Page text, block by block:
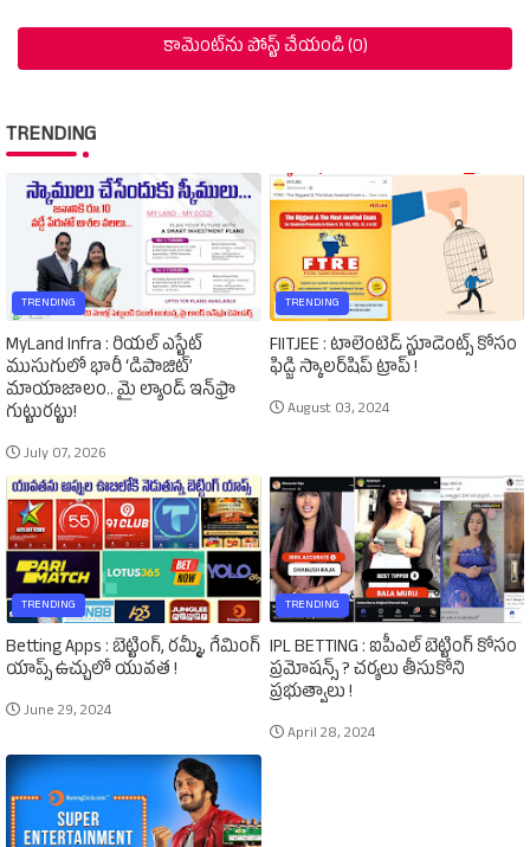
కామెంట్‌ను పోస్ట్ చేయండి (0)
TRENDING
TRENDING
MyLand Infra : రియల్ ఎస్టేట్
ముసుగులో భారీ ‘డిపాజిట్’
మాయాజాలం.. మై ల్యాండ్ ఇన్‌ఫ్రా
గుట్టురట్టు!
July 07, 2026
TRENDING
FIITJEE : టాలెంటెడ్‌ స్టూడెంట్స్‌ కోసం
ఫిడ్జి స్కాలర్‌షిప్‌ ట్రాప్‌ !
August 03, 2024
TRENDING
Betting Apps : బెట్టింగ్‌, రమ్మీ, గేమింగ్‌
యాప్స్‌ ఉచ్చులో యువత !
June 29, 2024
TRENDING
IPL BETTING : ఐపీఎల్‌ బెట్టింగ్‌ కోసం
ప్రమోషన్స్‌ ? చర్యలు తీసుకోని
ప్రభుత్వాలు !
April 28, 2024